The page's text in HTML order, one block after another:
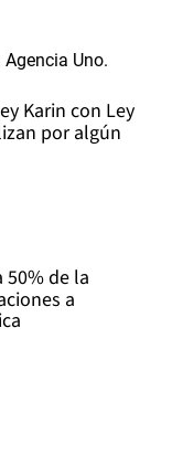
Karin con Ley
por algún
50% de la
a